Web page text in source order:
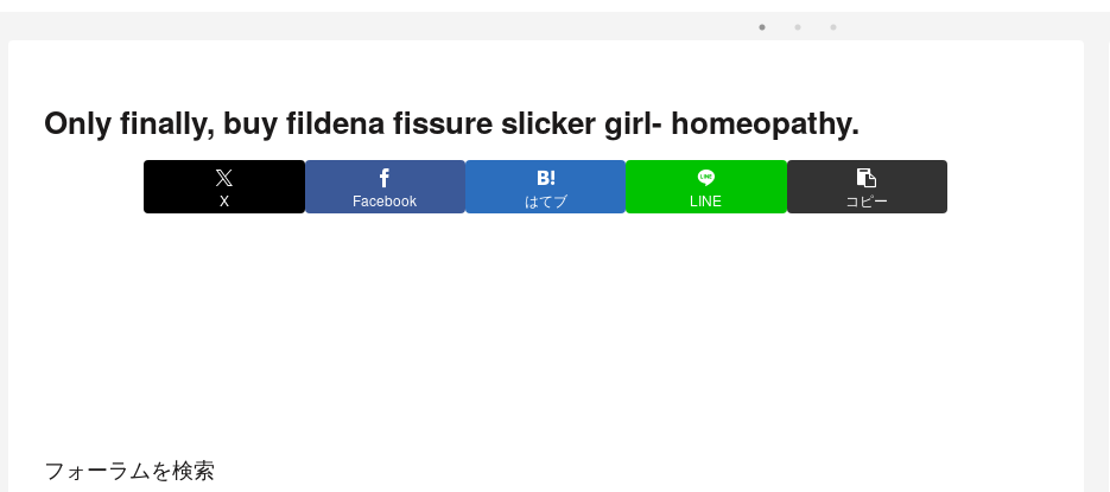
Only finally, buy fildena fissure slicker girl- homeopathy.
X Facebook はてブ LINE コピー
フォーラムを検索